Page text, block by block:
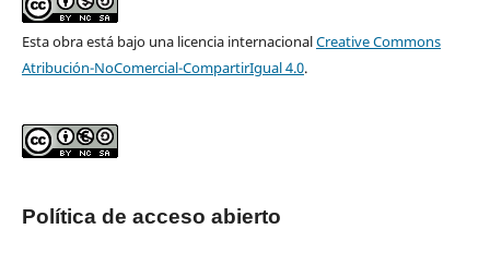
Esta obra está bajo una licencia internacionalCreative Commons
Atribución-NoComercial-CompartirIgual 4.0.
Política de acceso abierto